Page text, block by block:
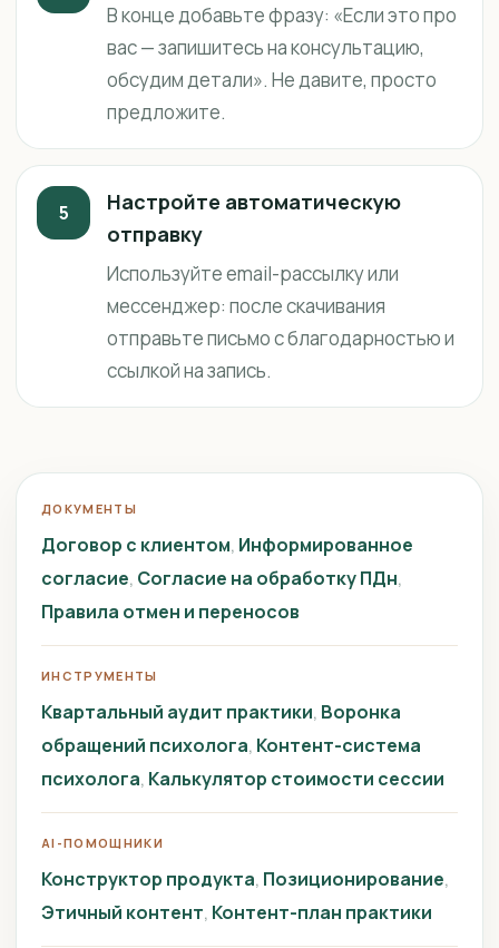
В конце добавьте фразу: «Если это про
вас — запишитесь на консультацию,
обсудим детали». Не давите, просто
предложите.
5
Настройте автоматическую
отправку
Используйте email-рассылку или
мессенджер: после скачивания
отправьте письмо с благодарностью и
ссылкой на запись.
ДОКУМЕНТЫ
Договор с клиентом Информированное
согласие Согласие на обработку ПДн
Правила отмен и переносов
ИНСТРУМЕНТЫ
Квартальный аудит практики Воронка
обращений психолога Контент-система
психолога Калькулятор стоимости сессии
AI-ПОМОЩНИКИ
Конструктор продукта Позиционирование
Этичный контент Контент-план практики